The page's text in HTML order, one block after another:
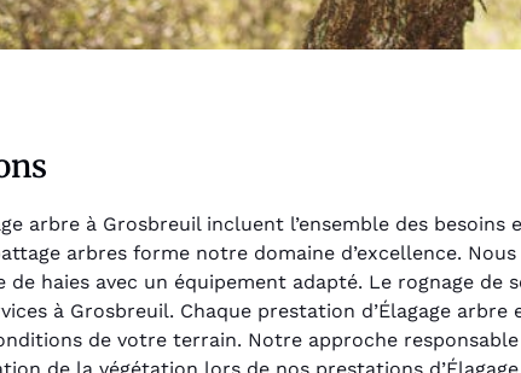
arbre à Grosbreuil incluent l’ensemble des besoins
arbres forme notre domaine d’excellence.
de haies avec un équipement adapté. Le rognage de
à Grosbreuil. Chaque prestation d’Élagage arbre
de votre terrain. Notre approche responsable